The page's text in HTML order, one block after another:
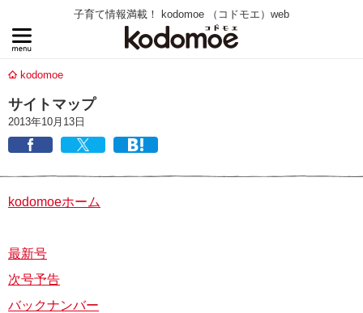
子育て情報満載！ kodomoe （コドモエ）web
kodomoe
サイトマップ
2013年10月13日
kodomoeホーム
最新号
次号予告
バックナンバー